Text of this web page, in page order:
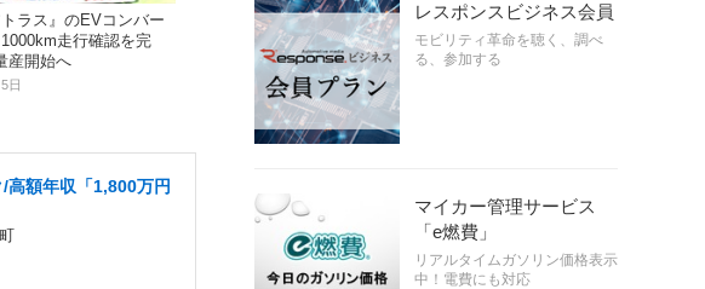
ラス』のEVコンバー
走行確認を完
産開始へ
日
/高額年収「1,800万円
レスポンスビジネス会員
モビリティ革命を聴く、調べ
る、参加する
マイカー管理サービス
「e燃費」
リアルタイムガソリン価格表示
中！電費にも対応